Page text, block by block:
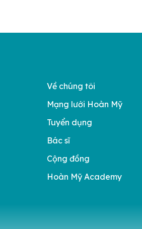
Về chúng tôi
Mạng lưới Hoàn Mỹ
Tuyển dụng
Bác sĩ
Cộng đồng
Hoàn Mỹ Academy